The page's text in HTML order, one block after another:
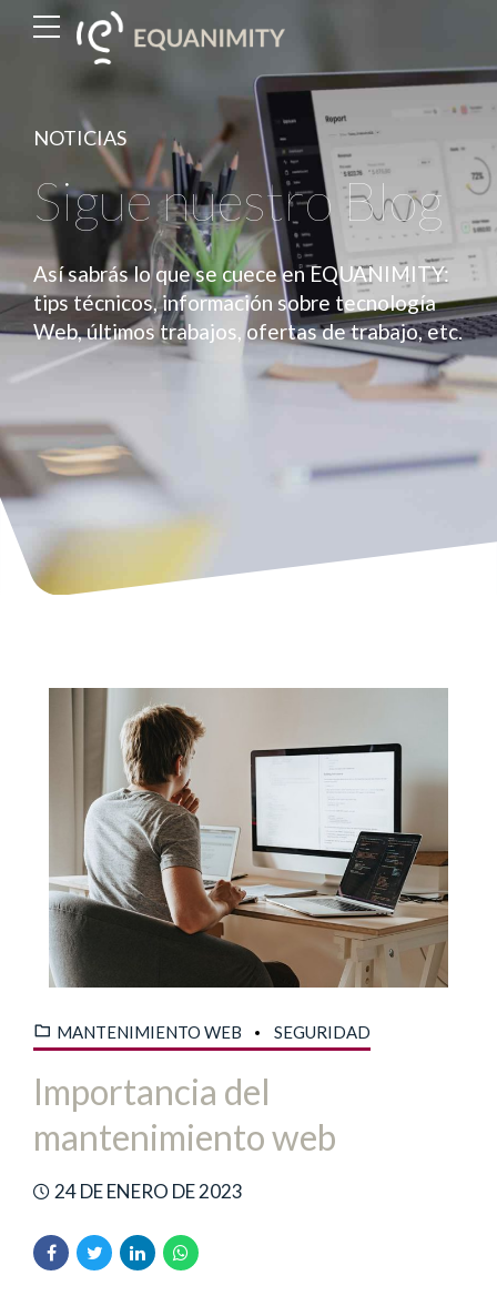
NOTICIAS
Sigue nuestro Blog
Así sabrás lo que se cuece en EQUANIMITY:
tips técnicos, información sobre tecnología
Web, últimos trabajos, ofertas de trabajo, etc.
MANTENIMIENTO WEB SEGURIDAD
Importancia del
mantenimiento web
24 DE ENERO DE 2023